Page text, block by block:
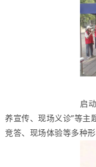
启
养宣传、现场义诊”等主
竞答、现场体验等多种